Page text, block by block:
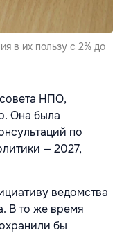
в их пользу с 2% до
НПО,
Она была
по
— 2027,
ведомства
В то же время
бы